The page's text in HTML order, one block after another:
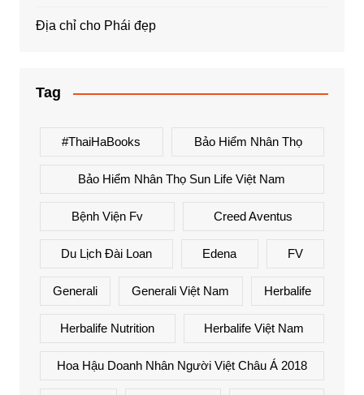
Địa chỉ cho Phái đẹp
Tag
#ThaiHaBooks Bảo Hiểm Nhân Thọ
Bảo Hiểm Nhân Thọ Sun Life Việt Nam
Bệnh Viện Fv Creed Aventus
Du Lịch Đài Loan Edena FV
Generali Generali Việt Nam Herbalife
Herbalife Nutrition Herbalife Việt Nam
Hoa Hậu Doanh Nhân Người Việt Châu Á 2018